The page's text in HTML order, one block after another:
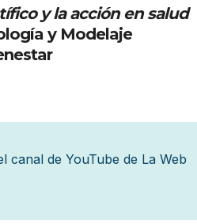
y la acción en salud
y Modelaje
canal de YouTube de La Web